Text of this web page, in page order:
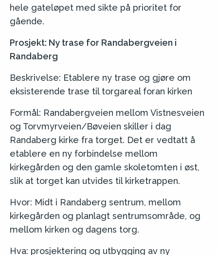
hele gateløpet med sikte på prioritet for
gående.
Prosjekt: Ny trase for Randabergveien i
Randaberg
Beskrivelse: Etablere ny trase og gjøre om
eksisterende trase til torgareal foran kirken
Formål: Randabergveien mellom Vistnesveien
og Torvmyrveien/Bøveien skiller i dag
Randaberg kirke fra torget. Det er vedtatt å
etablere en ny forbindelse mellom
kirkegården og den gamle skoletomten i øst,
slik at torget kan utvides til kirketrappen.
Hvor: Midt i Randaberg sentrum, mellom
kirkegården og planlagt sentrumsområde, og
mellom kirken og dagens torg.
Hva: prosjektering og utbygging av ny